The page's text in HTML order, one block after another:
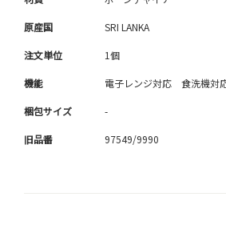
原産国 SRI LANKA
注文単位 1個
機能 電子レンジ対応 食洗機対
梱包サイズ -
旧品番 97549/9990